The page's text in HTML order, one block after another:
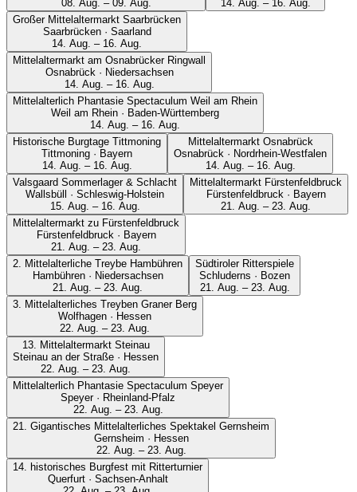
08. Aug. – 09. Aug.
14. Aug. – 16. Aug.
Großer Mittelaltermarkt Saarbrücken
Saarbrücken · Saarland
14. Aug. – 16. Aug.
Mittelaltermarkt am Osnabrücker Ringwall
Osnabrück · Niedersachsen
14. Aug. – 16. Aug.
Mittelalterlich Phantasie Spectaculum Weil am Rhein
Weil am Rhein · Baden-Württemberg
14. Aug. – 16. Aug.
Historische Burgtage Tittmoning
Tittmoning · Bayern
14. Aug. – 16. Aug.
Mittelaltermarkt Osnabrück
Osnabrück · Nordrhein-Westfalen
14. Aug. – 16. Aug.
Valsgaard Sommerlager & Schlacht
Wallsbüll · Schleswig-Holstein
15. Aug. – 16. Aug.
Mittelaltermarkt Fürstenfeldbruck
Fürstenfeldbruck · Bayern
21. Aug. – 23. Aug.
Mittelaltermarkt zu Fürstenfeldbruck
Fürstenfeldbruck · Bayern
21. Aug. – 23. Aug.
2. Mittelalterliche Treybe Hambühren
Hambühren · Niedersachsen
21. Aug. – 23. Aug.
Südtiroler Ritterspiele
Schluderns · Bozen
21. Aug. – 23. Aug.
3. Mittelalterliches Treyben Graner Berg
Wolfhagen · Hessen
22. Aug. – 23. Aug.
13. Mittelaltermarkt Steinau
Steinau an der Straße · Hessen
22. Aug. – 23. Aug.
Mittelalterlich Phantasie Spectaculum Speyer
Speyer · Rheinland-Pfalz
22. Aug. – 23. Aug.
21. Gigantisches Mittelalterliches Spektakel Gernsheim
Gernsheim · Hessen
22. Aug. – 23. Aug.
14. historisches Burgfest mit Ritterturnier
Querfurt · Sachsen-Anhalt